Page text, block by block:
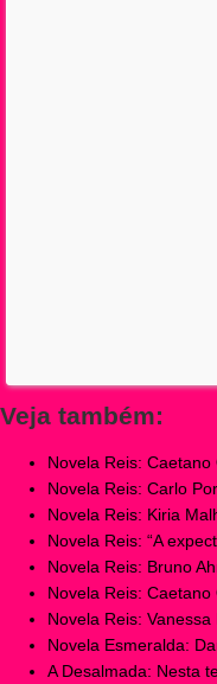
Veja também:
Novela Reis: Caetano
Novela Reis: Carlo
Novela Reis: Kiria
Novela Reis: “A
Novela Reis: Bruno
Novela Reis: Caetano
Novela Reis: Vanessa
Novela Esmeralda:
A Desalmada: Nesta